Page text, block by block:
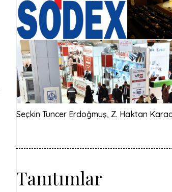
Seçkin Tuncer Erdoğmuş, Z. Haktan
Tanıtımlar